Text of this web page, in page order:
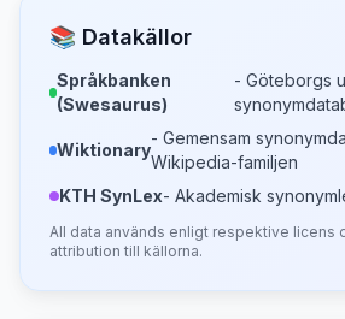
📚 Datakällor
Språkbanken
(Swesaurus)
- Göteborgs
Wiktionary
- Gemensam
Wikipedia-familjen
KTH SynLex- Akademisk
All data används enligt respektive licens
attribution till källorna.